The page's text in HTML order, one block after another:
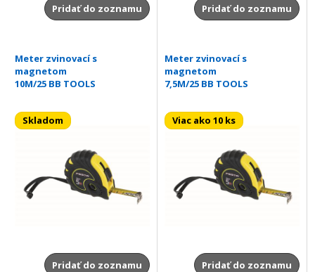
Pridať do zoznamu Pridať do zoznamu
Meter zvinovací s
magnetom
10M/25 BB TOOLS
Skladom
Pridať do zoznamu
Meter zvinovací s
magnetom
7,5M/25 BB TOOLS
Viac ako 10 ks
Pridať do zoznamu